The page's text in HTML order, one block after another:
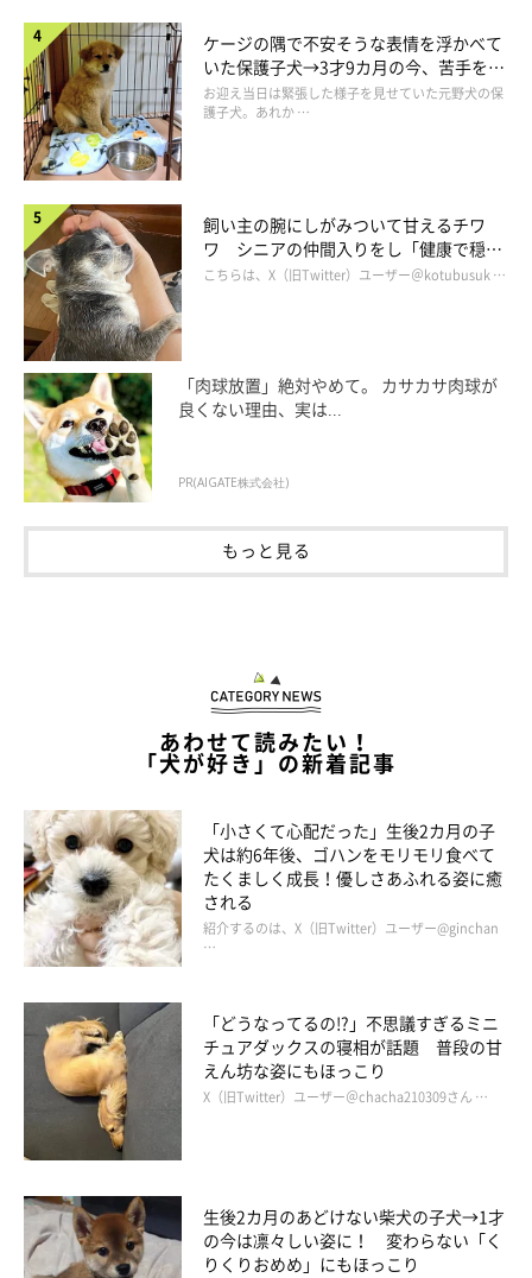
「何して遊ぶ！？」
＠momotaec
お兄ちゃんが家に入っても、まだまだ大興奮するさくちゃんなの
でした。さくちゃんの愛情深さがわかるワンシーンでしたね。
miyu(@momotaec)がシェアした投稿
ケージの隅で不安そうな表情を浮かべて
いた保護子犬→3才9カ月の今、苦手を克
服し頼もしいコに成長！
お迎え当日は緊張した様子を見せていた元野犬の保
護子犬。あれか …
飼い主の腕にしがみついて甘えるチワ
ワ シニアの仲間入りをし「健康で穏や
かな暮らしが続いてほしい」と願う
こちらは、X（旧Twitter）ユーザー＠kotubusuk …
「肉球放置」絶対やめて。 カサカサ肉球が
良くない理由、実は...
PR(AIGATE株式会社)
もっと見る
あわせて読みたい！
「犬が好き」の新着記事
「小さくて心配だった」生後2カ月の子
犬は約6年後、ゴハンをモリモリ食べて
たくましく成長！優しさあふれる姿に癒
される
紹介するのは、X（旧Twitter）ユーザー@ginchan
…
「どうなってるの!?」不思議すぎるミニ
チュアダックスの寝相が話題 普段の甘
えん坊な姿にもほっこり
X（旧Twitter）ユーザー＠chacha210309さん …
生後2カ月のあどけない柴犬の子犬→1才
の今は凛々しい姿に！ 変わらない「く
りくりおめめ」にもほっこり